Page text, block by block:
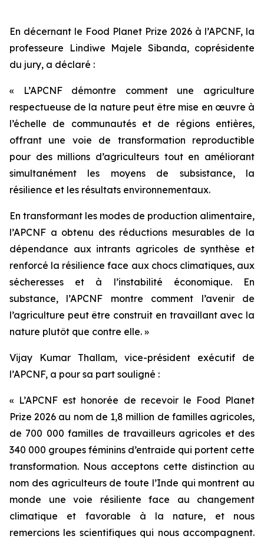
En décernant le Food Planet Prize 2026 à l’APCNF, la
professeure Lindiwe Majele Sibanda, coprésidente
du jury, a déclaré :
« L’APCNF démontre comment une agriculture
respectueuse de la nature peut être mise en œuvre à
l’échelle de communautés et de régions entières,
offrant une voie de transformation reproductible
pour des millions d’agriculteurs tout en améliorant
simultanément les moyens de subsistance, la
résilience et les résultats environnementaux.
En transformant les modes de production alimentaire,
l’APCNF a obtenu des réductions mesurables de la
dépendance aux intrants agricoles de synthèse et
renforcé la résilience face aux chocs climatiques, aux
sécheresses et à l’instabilité économique. En
substance, l’APCNF montre comment l’avenir de
l’agriculture peut être construit en travaillant avec la
nature plutôt que contre elle. »
Vijay Kumar Thallam, vice-président exécutif de
l’APCNF, a pour sa part souligné :
« L’APCNF est honorée de recevoir le Food Planet
Prize 2026 au nom de 1,8 million de familles agricoles,
de 700 000 familles de travailleurs agricoles et des
340 000 groupes féminins d’entraide qui portent cette
transformation. Nous acceptons cette distinction au
nom des agriculteurs de toute l’Inde qui montrent au
monde une voie résiliente face au changement
climatique et favorable à la nature, et nous
remercions les scientifiques qui nous accompagnent.